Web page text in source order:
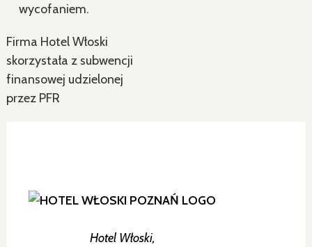
wycofaniem.
Firma Hotel Włoski
skorzystała z subwencji
finansowej udzielonej
przez PFR
Hotel Włoski,